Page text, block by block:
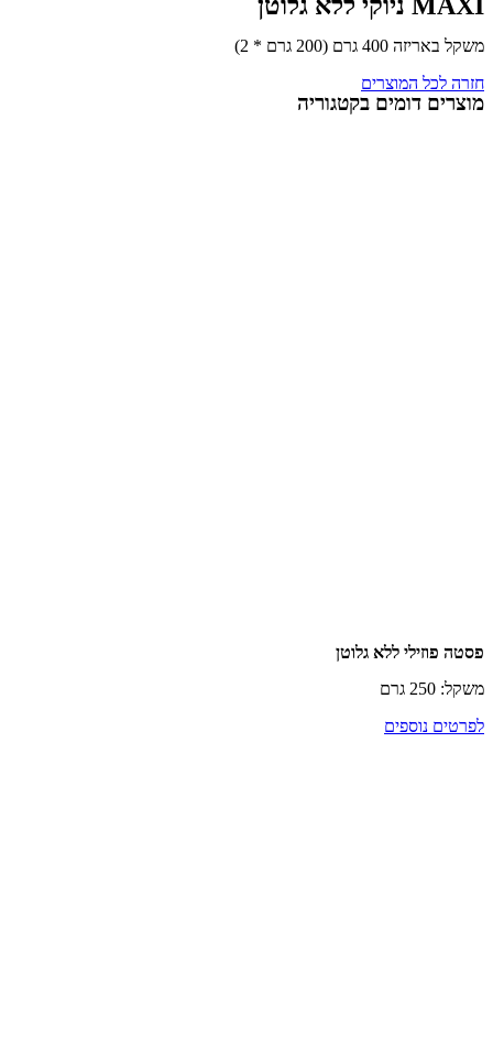
גרם (200 גרם * 2)
המוצרים
דומים בקטגוריה
ללא גלוטן
נוספים